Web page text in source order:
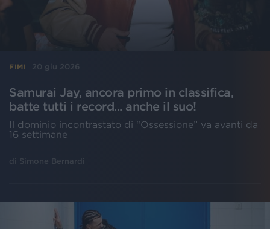
FIMI 20 giu 2026
Samurai Jay, ancora primo in classifica,
batte tutti i record... anche il suo!
Il dominio incontrastato di “Ossessione” va avanti da
16 settimane
di Simone Bernardi